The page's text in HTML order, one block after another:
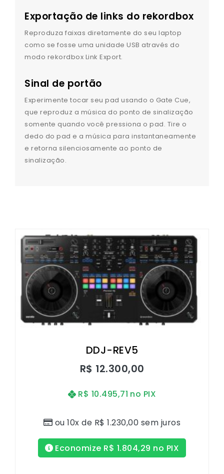
Exportação de links do rekordbox
Reproduza faixas diretamente do seu laptop
como se fosse uma unidade USB através do
modo rekordbox Link Export.
Sinal de portão
Experimente tocar seu pad usando o Gate Cue,
que reproduz a música do ponto de sinalização
somente quando você pressiona o pad. Tire o
dedo do pad e a música para instantaneamente
e retorna silenciosamente ao ponto de
sinalização.
DDJ-REV5
R$ 12.300,00
ou 10x de R$ 1.230,00 sem juros
R$ 10.495,71 no PIX
Economize R$ 1.804,29 no PIX